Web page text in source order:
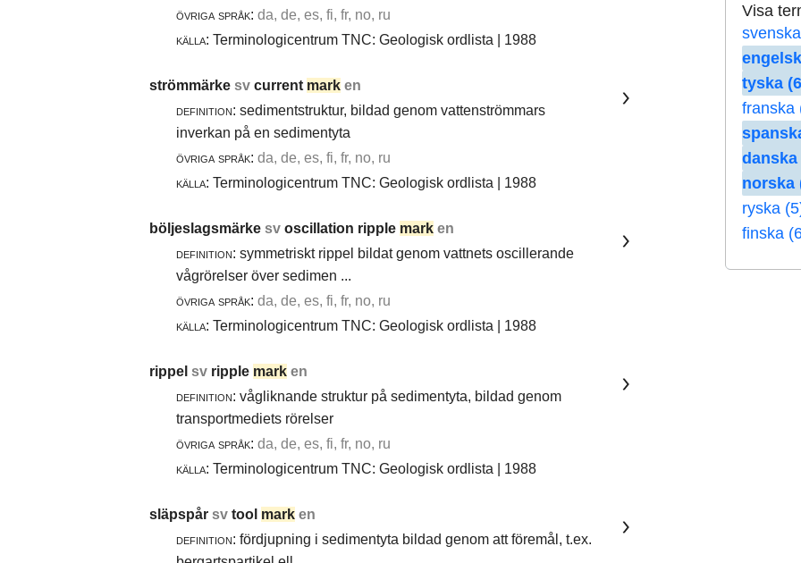
Visa
tyska
franska
danska
norska
ryska
finska
övriga språk: da, de, es, fi, fr, no, ru
källa: Terminologicentrum TNC: Geologisk ordlista | 1988
strömmärke sv current mark en
definition: sedimentstruktur, bildad genom vattenströmmars
inverkan på en sedimentyta
övriga språk: da, de, es, fi, fr, no, ru
källa: Terminologicentrum TNC: Geologisk ordlista | 1988
böljeslagsmärke sv oscillation ripple mark en
definition: symmetriskt rippel bildat genom vattnets oscillerande
vågrörelser över sedimen ...
övriga språk: da, de, es, fi, fr, no, ru
källa: Terminologicentrum TNC: Geologisk ordlista | 1988
rippel sv ripple mark en
definition: vågliknande struktur på sedimentyta, bildad genom
transportmediets rörelser
övriga språk: da, de, es, fi, fr, no, ru
källa: Terminologicentrum TNC: Geologisk ordlista | 1988
släpspår sv tool mark en
definition: fördjupning i sedimentyta bildad genom att föremål, t.ex.